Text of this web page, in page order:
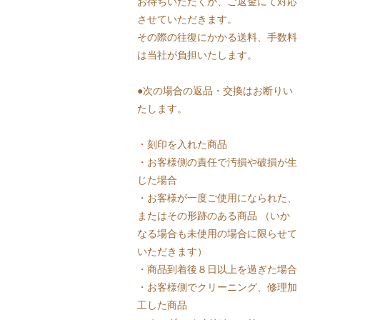
させていただきます。
その際の往復にかかる送料、手数料
は当社が負担いたします。
●次の場合の返品・交換はお断りい
たします。
・刻印を入れた商品
・お客様側の責任で汚損や破損が生
じた場合
・お客様が一度ご使用になられた、
またはその形跡のある商品 （いか
なる場合も未使用の場合に限らせて
いただきます）
・商品到着後８日以上を過ぎた場合
・お客様側でクリーニング、修理加
工した商品